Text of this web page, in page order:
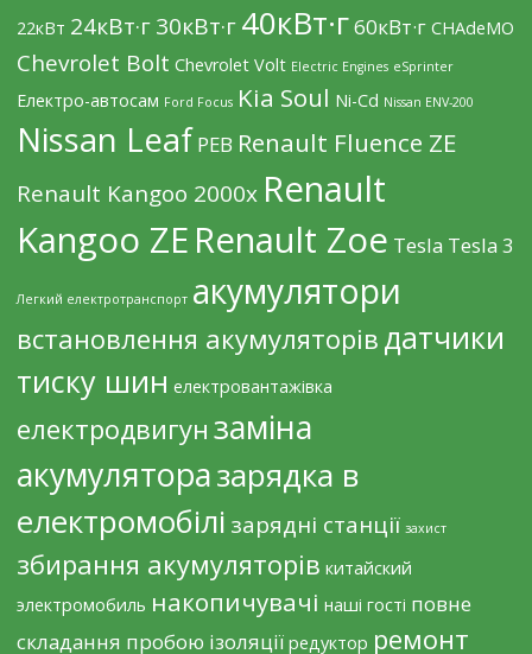
22кВт 24кВт·г30кВт·г40кВт·г60кВт·г CHAdeMO
Chevrolet Bolt Chevrolet Volt Electric Engines eSprinter
Eлектро-автосам Ford Focus Kia Soul Ni-Cd Nissan ENV-200
Nissan LeafPEB Renault Fluence ZE
Renault Kangoo 2000х Renault
Kangoo ZE Renault Zoe Tesla Tesla 3
Легкий електротранспорт акумулятори
встановлення акумуляторів датчики
тиску шин електровантажівка
електродвигун заміна
акумуляторазарядка в
електромобілі зарядні станції захист
збирання акумуляторів китайский
электромобиль накопичувачі наші гості повне
складання пробою ізоляції редуктор ремонт